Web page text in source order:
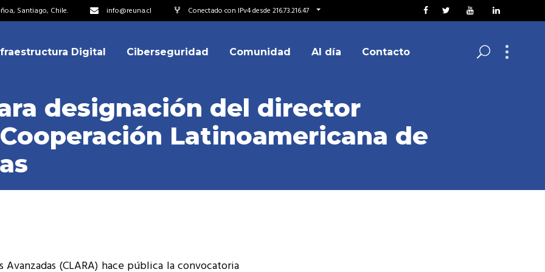
Santiago, Chile. info@reuna.cl Conectado con IPv4 desde 216.73.216.47
de Colaboración
Digital Ciberseguridad Comunidad Al día Contacto
designación del director
Latinoamericana de
(CLARA) hace pública la convocatoria